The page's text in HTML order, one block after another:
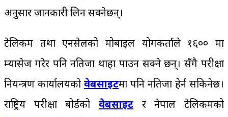
अनुसार जानकारी लिन सक्नेछन्।
टेलिकम तथा एनसेलको मोबाइल प्रयोगकर्ताले १६०० मा
म्यासेज गरेर पनि नतिजा थाहा पाउन सक्ने छन्। सँगै परीक्षा
नियन्त्रण कार्यालयको वेबसाइटमा पनि नतिजा हेर्न सकिनेछ।
राष्ट्रिय परीक्षा बोर्डको वेबसाइट र नेपाल टेलिकमको